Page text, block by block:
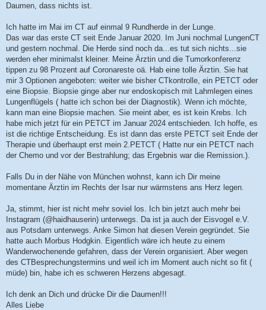
Daumen, dass nichts ist.
Ich hatte im Mai im CT auf einmal 9 Rundherde in der Lunge.
Das war das erste CT seit Ende Januar 2020. Im Juni nochmal LungenCT
und gestern nochmal. Die Herde sind noch da...es tut sich nichts...sie
werden eher minimalst kleiner. Meine Ärztin und die Tumorkonferenz
tippen zu 98 Prozent auf Coronareste oä. Hab eine tolle Ärztin. Sie hat
mir 3 Optionen angeboten: weiter wie bisher CTkontrolle, ein PETCT oder
eine Biopsie. Biopsie ginge aber nur endoskopisch mit Lahmlegen eines
Lungenflügels ( hatte ich schon bei der Diagnostik). Wenn ich möchte,
kann man eine Biopsie machen. Sie meint aber, es ist kein Krebs. Ich
habe mich jetzt für ein PETCT im Januar 2024 entschieden. Ich hoffe, es
ist die richtige Entscheidung. Es ist dann das erste PETCT seit Ende der
Therapie und überhaupt erst mein 2.PETCT ( Hatte nur ein PETCT nach
der Chemo und vor der Bestrahlung; das Ergebnis war die Remission.).
Falls Du in der Nähe von München wohnst, kann ich Dir meine
momentane Ärztin im Rechts der Isar nur wärmstens ans Herz legen.
Ja, stimmt, hier ist nicht mehr soviel los. Ich bin jetzt auch mehr bei
Instagram (@haidhauserin) unterwegs. Da ist ja auch der Eisvogel e.V.
aus Potsdam unterwegs. Anke Simon hat diesen Verein gegründet. Sie
hatte auch Morbus Hodgkin. Eigentlich wäre ich heute zu einem
Wanderwochenende gefahren, dass der Verein organisiert. Aber wegen
des CTBesprechungstermins und weil ich im Moment auch nicht so fit (
müde) bin, habe ich es schweren Herzens abgesagt.
Ich denk an Dich und drücke Dir die Daumen!!!
Alles Liebe